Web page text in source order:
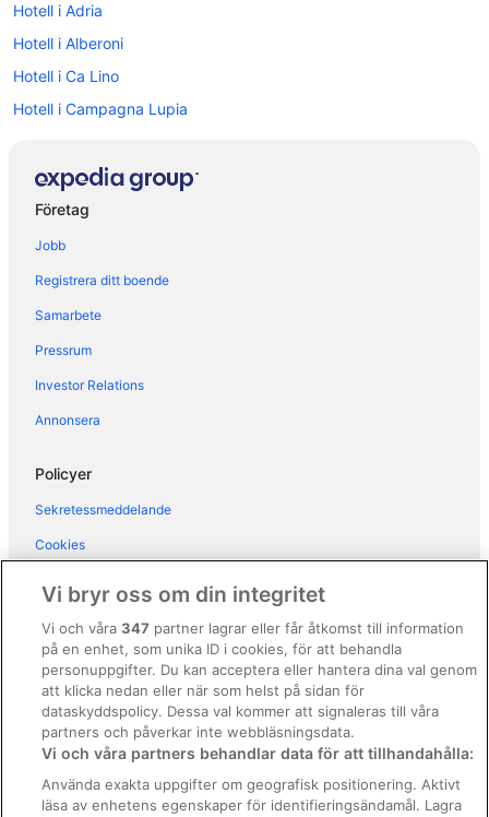
Hotell i Adria
Hotell i Alberoni
Hotell i Ca Lino
Hotell i Campagna Lupia
Hotell i Cavarzere
Hotell i Chioggia
Hotell i Lughetto di Campagnalupia
Hotell i Piove di Sacco
Företag
Jobb
Registrera ditt boende
Samarbete
Pressrum
Investor Relations
Annonsera
Policyer
Sekretessmeddelande
Cookies
Regler och villkor för Vrbo
Tillgänglighetsanpassning
Juridisk information/Kontakta oss
Riktlinjer för innehåll och anmäla innehåll
Hjälp
Vi bryr oss om din integritet
Vi och våra347 partner lagrar eller får åtkomst till information
på en enhet, som unika ID i cookies, för att behandla
personuppgifter. Du kan acceptera eller hantera dina val genom
att klicka nedan eller när som helst på sidan för
dataskyddspolicy. Dessa val kommer att signaleras till våra
partners och påverkar inte webbläsningsdata.
Vi och våra partners behandlar data för att tillhandahålla:
Använda exakta uppgifter om geografisk positionering. Aktivt
läsa av enhetens egenskaper för identifieringsändamål. Lagra